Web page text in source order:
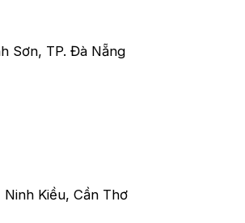
Sơn, TP. Đà Nẵng
Kiều, Cần Thơ